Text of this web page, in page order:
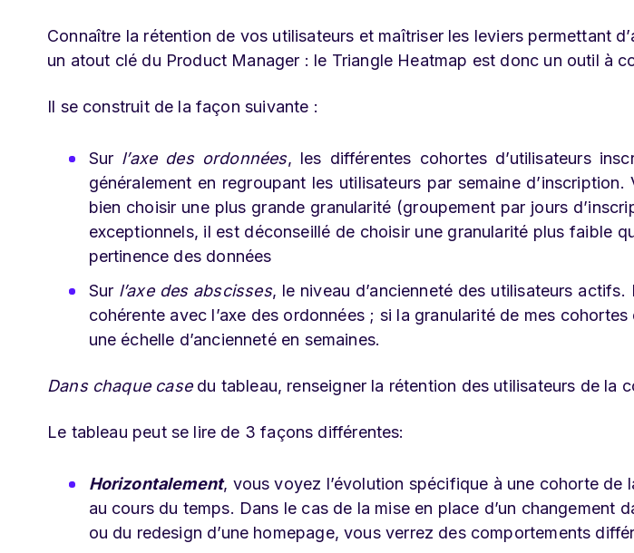
Connaître la rétention de vos utilisateurs et maîtriser les leviers permettant
un atout clé du Product Manager : le Triangle Heatmap est donc un outil à
Il se construit de la façon suivante :
Sur l’axe des ordonnées, les différentes cohortes d’utilisateurs
généralement en regroupant les utilisateurs par semaine
bien choisir une plus grande granularité (groupement par jours
exceptionnels, il est déconseillé de choisir une granularité plus faible
pertinence des données
Sur l’axe des abscisses, le niveau d’ancienneté des utilisateurs actifs.
cohérente avec l’axe des ordonnées ; si la granularité de mes
une échelle d’ancienneté en semaines.
Dans chaque case du tableau, renseigner la rétention des utilisateurs de la
Le tableau peut se lire de 3 façons différentes:
Horizontalement, vous voyez l’évolution spécifique à une cohorte de
au cours du temps. Dans le cas de la mise en place d’un changement
ou du redesign d’une homepage, vous verrez des comportements